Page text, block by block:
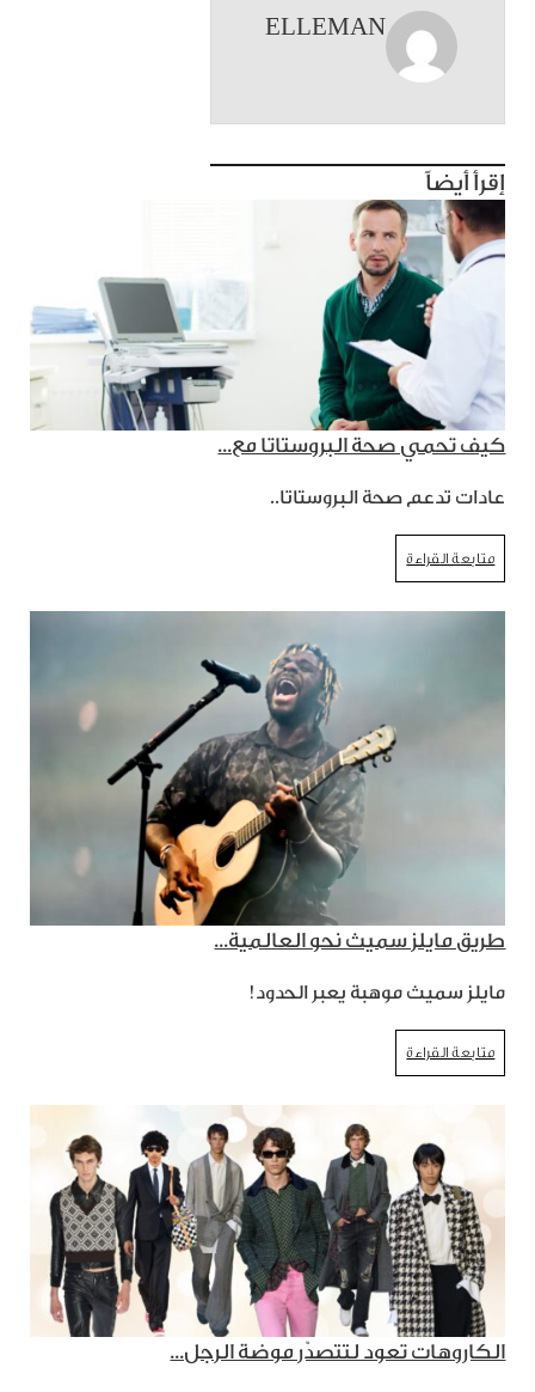
ELLEMAN
إقرأ أيضاً
كيف تحمي صحة البروستاتا مع...
عادات تدعم صحة البروستاتا..
متابعة القراءة
طريق مايلز سميث نحو العالمية...
مايلز سميث موهبة يعبر الحدود!
متابعة القراءة
الكاروهات تعود لتتصدّر موضة الرجل...